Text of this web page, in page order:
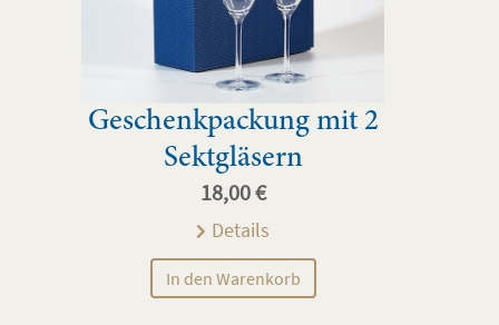
Geschenkpackung mit 2
Sektgläsern
18,00€
Details
In den Warenkorb